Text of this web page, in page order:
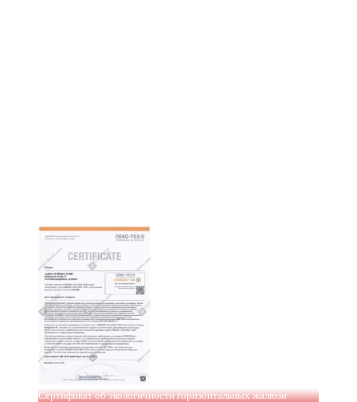
Сертификат об экологичности горизонтальных жалюзи